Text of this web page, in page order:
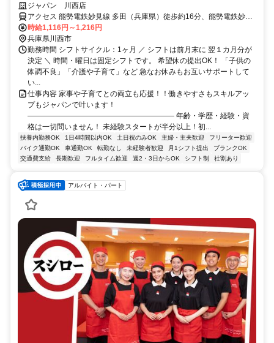
ジャパン 川西店
アクセス 能勢電鉄妙見線 多田（兵庫県）徒歩約16分、能勢電鉄妙見
線 鼓滝徒歩約20分、能勢電鉄妙見線 鴬の森徒歩約27分
時給1,116円～1,216円
兵庫県川西市
勤務時間 シフトサイクル：1ヶ月 ／ シフトは前月末に 翌１カ月分が
決定 ＼ 時間・曜日は固定シフトです。 希望休の提出OK！ 「子供の
体調不良」「介護や子育て」など 急なお休みもお互いサポートして
い...
仕事内容 家事や子育てとの両立も応援！！働きやすさもスキルアッ
プもジャパンで叶います！
―――――――――――――――――――― 年齢・学歴・経験・資
格は一切問いません！ 未経験スタートが半分以上！初...
扶養内勤務OK 1日4時間以内OK 土日祝のみOK 主婦・主夫歓迎
フリーター歓迎
バイク通勤OK
車通勤OK 転勤なし 未経験者歓迎 月1シフト提出
ブランクOK
交通費支給
長期歓迎 フルタイム歓迎 週2・3日からOK シフト制 社割あり
アルバイト・パート